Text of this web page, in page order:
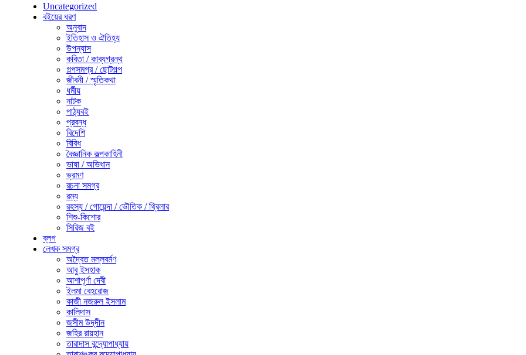
Uncategorized
বইয়ের ধরণ
অনুবাদ
ইতিহাস ও ঐতিহ্য
উপন্যাস
কবিতা / কাব্যগ্রন্থ
গল্পসমগ্র / ছোটগল্প
জীবনী / স্মৃতিকথা
ধর্মীয়
নাটক
পাঠ্যবই
প্রবন্ধ
বিদেশি
বিবিধ
বৈজ্ঞানিক কল্পকাহিনী
ভাষা / অভিধান
ভ্রমণ
রচনা সমগ্র
রম্য
রহস্য / গোয়েন্দা / ভৌতিক / থ্রিলার
শিশু-কিশোর
সিরিজ বই
ব্লগ
লেখক সমগ্র
অদ্বৈত মল্লবর্মণ
আবু ইসহাক
আশাপূর্ণা দেবী
ইলমা বেহরোজ
কাজী নজরুল ইসলাম
কালিদাস
জসীম উদ্‌দীন
জহির রায়হান
তারাদাস বন্দ্যোপাধ্যায়